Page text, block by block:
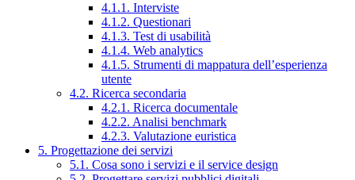
4.1.1. Interviste
4.1.2. Questionari
4.1.3. Test di usabilità
4.1.4. Web analytics
4.1.5. Strumenti di mappatura dell’esperienza
utente
4.2. Ricerca secondaria
4.2.1. Ricerca documentale
4.2.2. Analisi benchmark
4.2.3. Valutazione euristica
5. Progettazione dei servizi
5.1. Cosa sono i servizi e il service design